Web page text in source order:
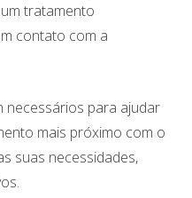
tratamento
contato com a
necessários para ajudar
mais próximo com o
suas necessidades,